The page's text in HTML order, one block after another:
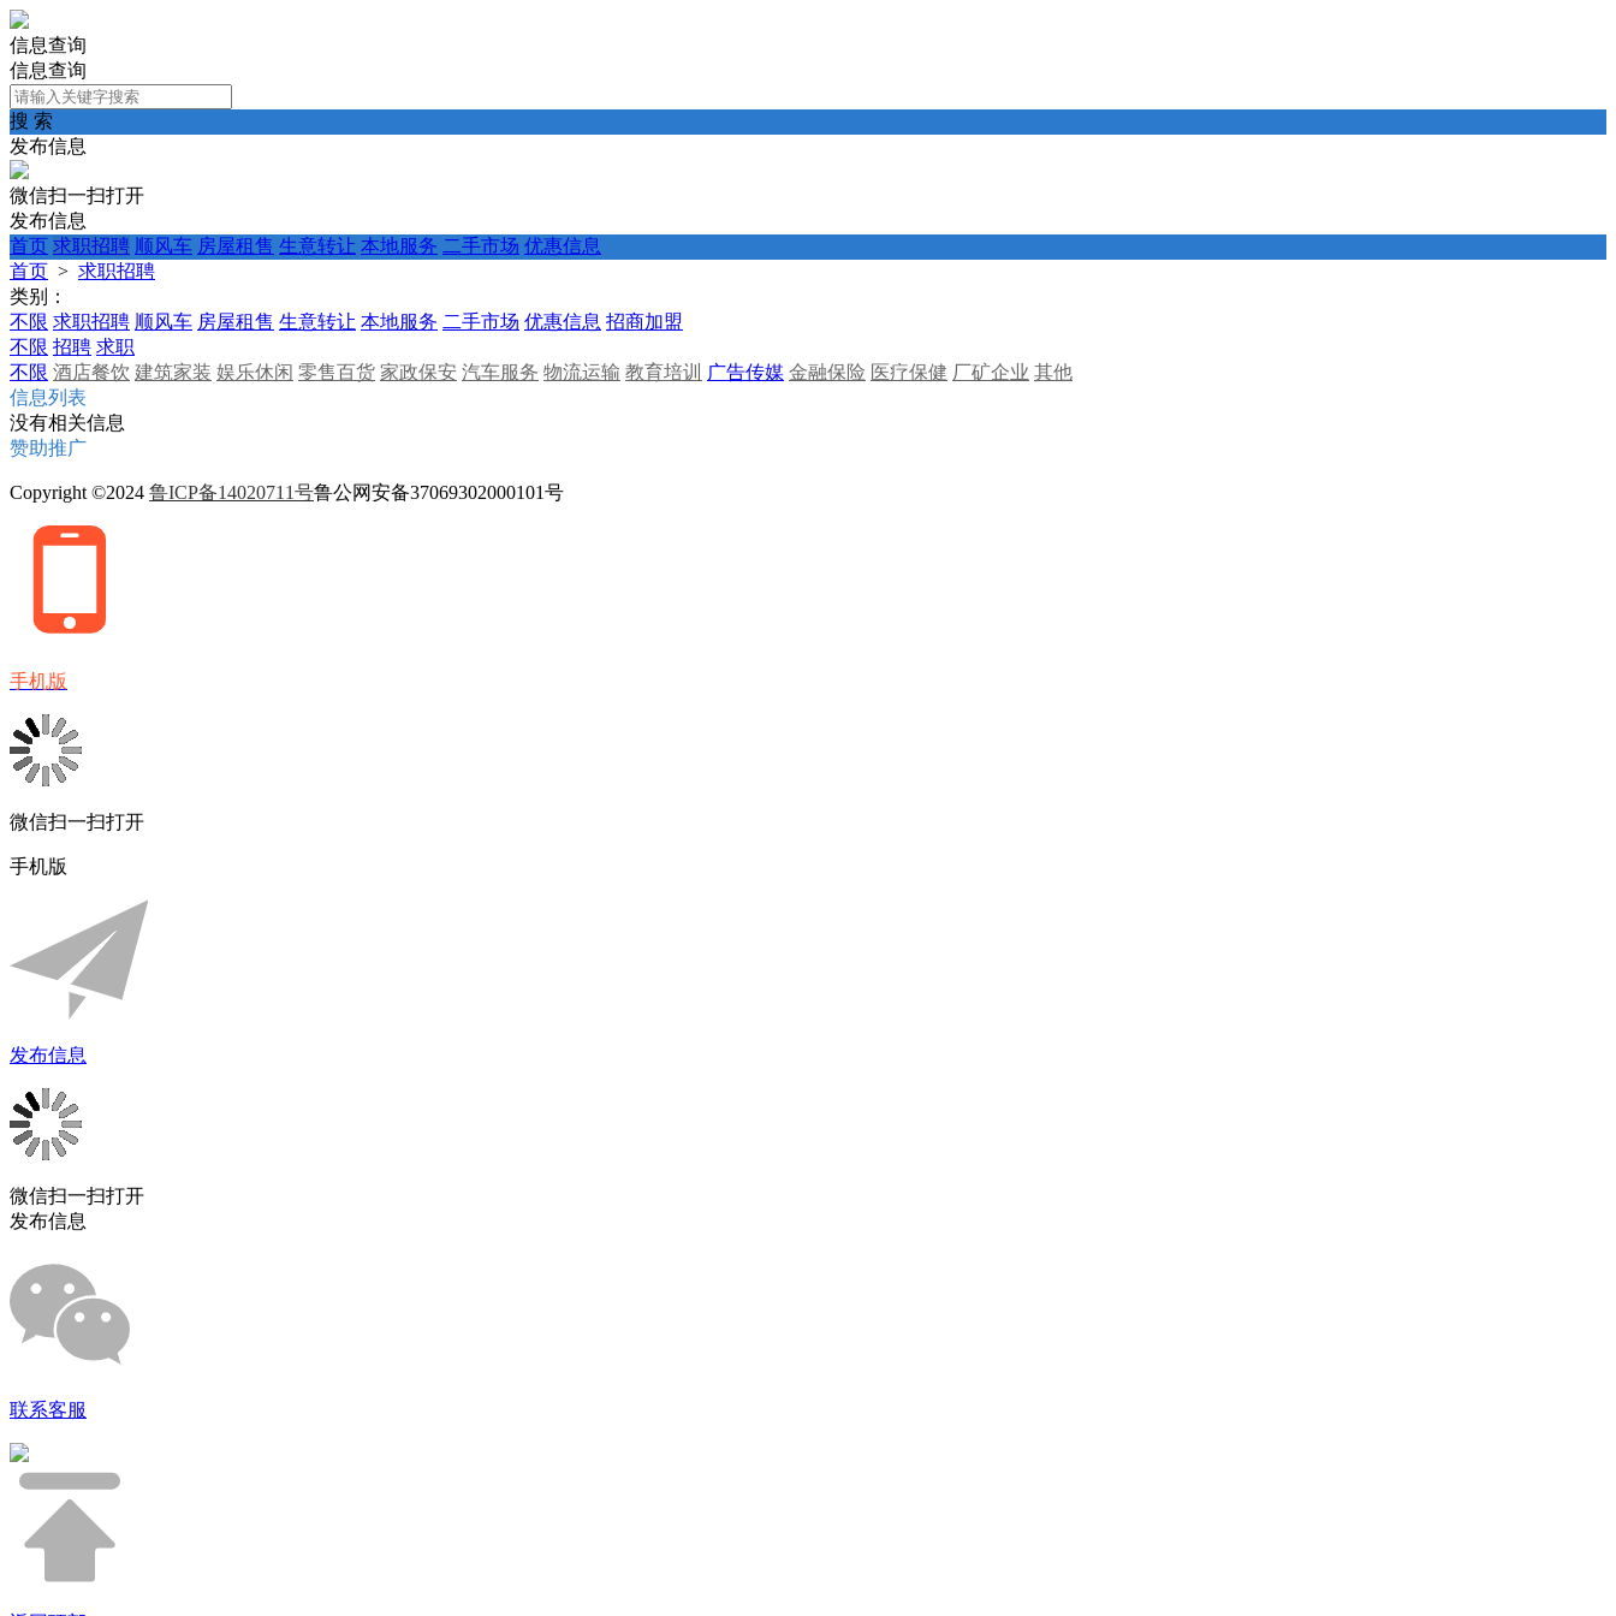
信息查询
信息查询
搜 索
发布信息
微信扫一扫打开
发布信息
首页 求职招聘 顺风车 房屋租售 生意转让 本地服务 二手市场 优惠信息
首页 > 求职招聘
类别：
不限 求职招聘 顺风车 房屋租售 生意转让 本地服务 二手市场 优惠信息 招商加盟
不限 招聘 求职
不限 酒店餐饮 建筑家装 娱乐休闲 零售百货 家政保安 汽车服务 物流运输 教育培训 广告传媒 金融保险 医疗保健 厂矿企业 其他
信息列表
没有相关信息
赞助推广
Copyright ©2024 鲁ICP备14020711号鲁公网安备37069302000101号
手机版
微信扫一扫打开
手机版
发布信息
微信扫一扫打开
发布信息
联系客服